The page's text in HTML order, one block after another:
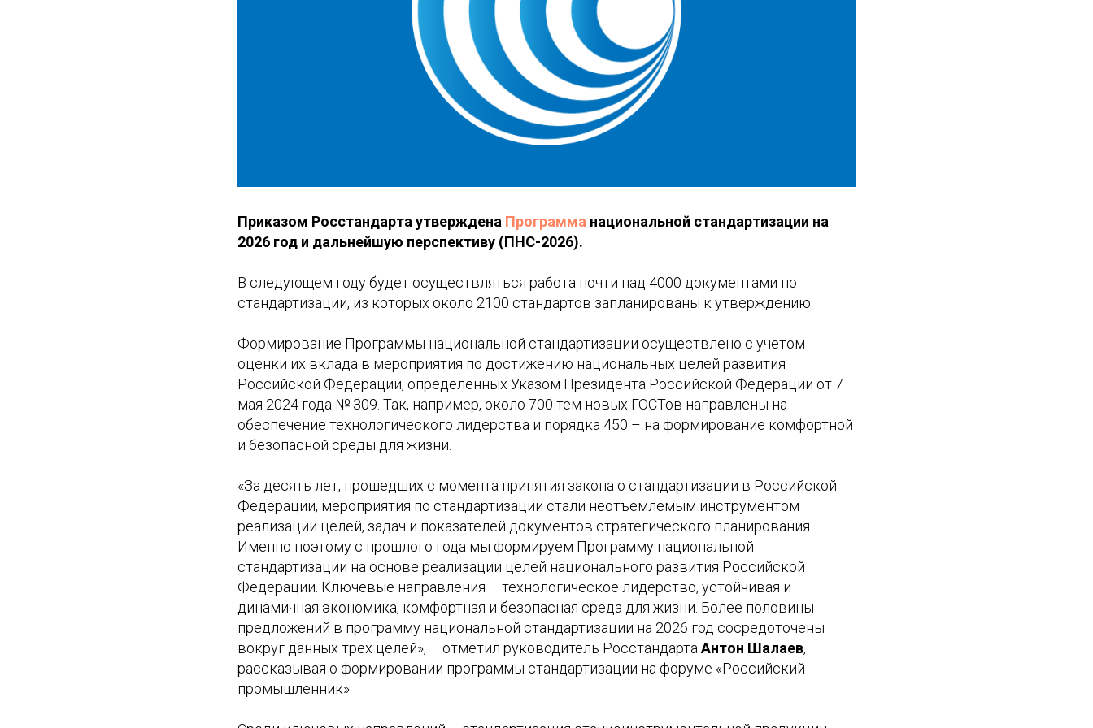
Приказом Росстандарта утверждена Программа национальной стандартизации на
2026 год и дальнейшую перспективу (ПНС-2026).
В следующем году будет осуществляться работа почти над 4000 документами по
стандартизации, из которых около 2100 стандартов запланированы к утверждению.
Формирование Программы национальной стандартизации осуществлено с учетом
оценки их вклада в мероприятия по достижению национальных целей развития
Российской Федерации, определенных Указом Президента Российской Федерации от 7
мая 2024 года № 309. Так, например, около 700 тем новых ГОСТов направлены на
обеспечение технологического лидерства и порядка 450 – на формирование комфортной
и безопасной среды для жизни.
«За десять лет, прошедших с момента принятия закона о стандартизации в Российской
Федерации, мероприятия по стандартизации стали неотъемлемым инструментом
реализации целей, задач и показателей документов стратегического планирования.
Именно поэтому с прошлого года мы формируем Программу национальной
стандартизации на основе реализации целей национального развития Российской
Федерации. Ключевые направления – технологическое лидерство, устойчивая и
динамичная экономика, комфортная и безопасная среда для жизни. Более половины
предложений в программу национальной стандартизации на 2026 год сосредоточены
вокруг данных трех целей», – отметил руководитель Росстандарта Антон Шалаев,
рассказывая о формировании программы стандартизации на форуме «Российский
промышленник».